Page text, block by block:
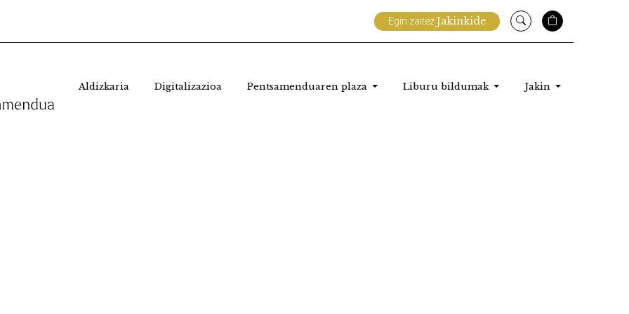
Egin zaitezJakinkide
Aldizkaria Digitalizazioa Pentsamenduaren plaza Liburu bildumak Jakin